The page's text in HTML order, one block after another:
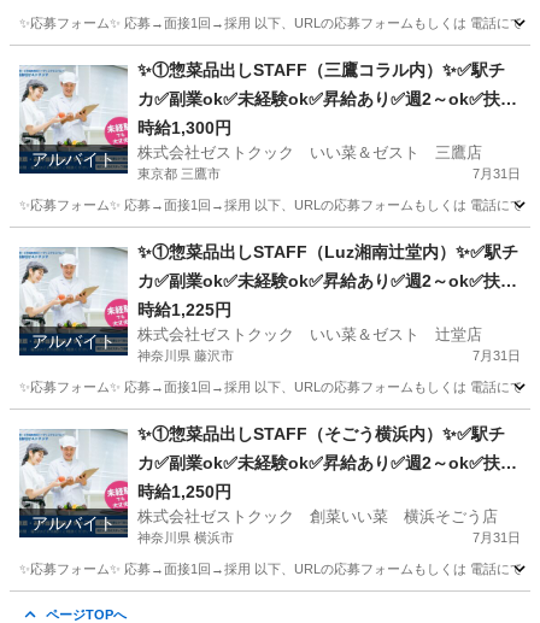
✨応募フォーム✨ 応募→面接1回→採用 以下、URLの応募フォームもしくは 電話にて
キッチン スタッフ
アルバイト
✨①惣菜品出しSTAFF（三鷹コラル内）✨✅駅チ
カ✅副業ok✅未経験ok✅昇給あり✅週2～ok✅扶養
内ok
時給1,300円
株式会社ゼストクック いい菜＆ゼスト 三鷹店
東京都 三鷹市 7月31日
✨応募フォーム✨ 応募→面接1回→採用 以下、URLの応募フォームもしくは 電話にて
キッチン スタッフ
アルバイト
✨①惣菜品出しSTAFF（Luz湘南辻堂内）✨✅駅チ
カ✅副業ok✅未経験ok✅昇給あり✅週2～ok✅扶養
内ok
時給1,225円
株式会社ゼストクック いい菜＆ゼスト 辻堂店
神奈川県 藤沢市 7月31日
✨応募フォーム✨ 応募→面接1回→採用 以下、URLの応募フォームもしくは 電話にて
キッチン
アルバイト
✨①惣菜品出しSTAFF（そごう横浜内）✨✅駅チ
カ✅副業ok✅未経験ok✅昇給あり✅週2～ok✅扶養
内ok
時給1,250円
株式会社ゼストクック 創菜いい菜 横浜そごう店
神奈川県 横浜市 7月31日
✨応募フォーム✨ 応募→面接1回→採用 以下、URLの応募フォームもしくは 電話にて
ページTOPへ